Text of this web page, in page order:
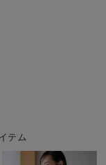
テム